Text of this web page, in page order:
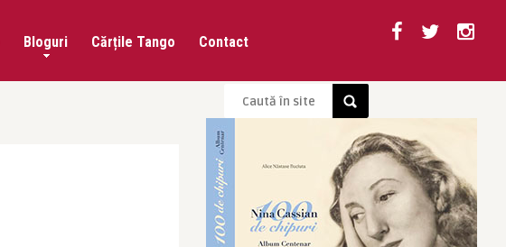
Bloguri Cărțile Tango Contact